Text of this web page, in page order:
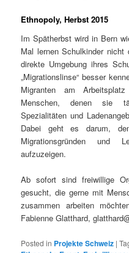
Ethnopoly, Herbst 2015
Im Spätherbst wird in Bern
Mal lernen Schulkinder
direkte Umgebung ihres
„Migrationslinse“ besser
Migranten am
Menschen, denen sie
Spezialitäten und
Dabei geht es darum,
Migrationsgründen und
aufzuzeigen.
Ab sofort sind freiwillige
gesucht, die gerne mit
zusammen arbeiten
Fabienne Glatthard,
Posted in Projekte Schweiz |